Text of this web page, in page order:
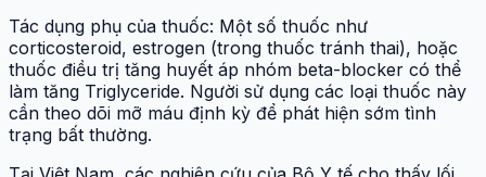
Tác dụng phụ của thuốc: Một số thuốc như
corticosteroid, estrogen (trong thuốc tránh thai), hoặc
thuốc điều trị tăng huyết áp nhóm beta-blocker có thể
làm tăng Triglyceride. Người sử dụng các loại thuốc này
cần theo dõi mỡ máu định kỳ để phát hiện sớm tình
trạng bất thường.